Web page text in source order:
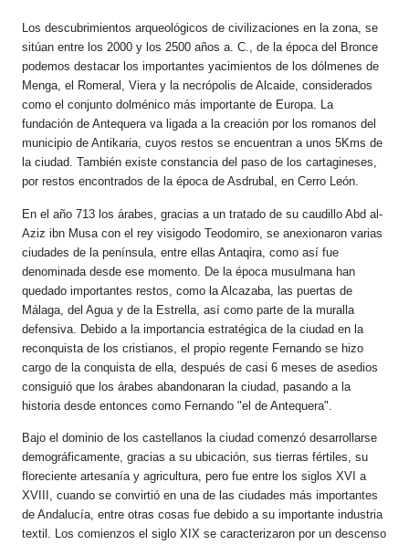
Los descubrimientos arqueológicos de civilizaciones en la zona, se
sitúan entre los 2000 y los 2500 años a. C., de la época del Bronce
podemos destacar los importantes yacimientos de los dólmenes de
Menga, el Romeral, Viera y la necrópolis de Alcaide, considerados
como el conjunto dolménico más importante de Europa. La
fundación de Antequera va ligada a la creación por los romanos del
municipio de Antikaria, cuyos restos se encuentran a unos 5Kms de
la ciudad. También existe constancia del paso de los cartagineses,
por restos encontrados de la época de Asdrubal, en Cerro León.
En el año 713 los árabes, gracias a un tratado de su caudillo Abd al-
Aziz ibn Musa con el rey visigodo Teodomiro, se anexionaron varias
ciudades de la península, entre ellas Antaqira, como así fue
denominada desde ese momento. De la época musulmana han
quedado importantes restos, como la Alcazaba, las puertas de
Málaga, del Agua y de la Estrella, así como parte de la muralla
defensiva. Debido a la importancia estratégica de la ciudad en la
reconquista de los cristianos, el propio regente Fernando se hizo
cargo de la conquista de ella, después de casi 6 meses de asedios
consiguió que los árabes abandonaran la ciudad, pasando a la
historia desde entonces como Fernando "el de Antequera".
Bajo el dominio de los castellanos la ciudad comenzó desarrollarse
demográficamente, gracias a su ubicación, sus tierras fértiles, su
floreciente artesanía y agricultura, pero fue entre los siglos XVI a
XVIII, cuando se convirtió en una de las ciudades más importantes
de Andalucía, entre otras cosas fue debido a su importante industria
textil. Los comienzos el siglo XIX se caracterizaron por un descenso